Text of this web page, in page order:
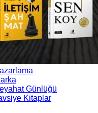
Günlüğü
Kitaplar